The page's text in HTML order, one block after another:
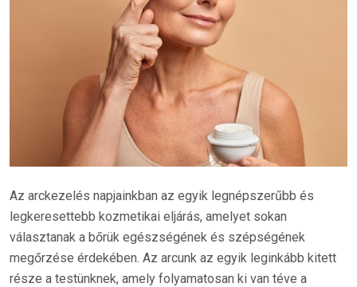
Az arckezelés napjainkban az egyik legnépszerűbb és
legkeresettebb kozmetikai eljárás, amelyet sokan
választanak a bőrük egészségének és szépségének
megőrzése érdekében. Az arcunk az egyik leginkább kitett
része a testünknek, amely folyamatosan ki van téve a